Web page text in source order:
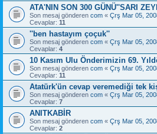
ATA'NIN SON 300 GÜNÜ''SARI
Son mesaj gönderen com « Çrş Mar 05,
Cevaplar: 11
''ben hastayım çoçuk''
Son mesaj gönderen com « Çrş Mar 05,
Cevaplar: 4
10 Kasım Ulu Önderimizin 69.
Son mesaj gönderen com « Çrş Mar 05,
Cevaplar: 11
Atatürk'ün cevap veremediği tek
Son mesaj gönderen com « Çrş Mar 05,
Cevaplar: 7
ANITKABİR
Son mesaj gönderen com « Çrş Mar 05,
Cevaplar: 2